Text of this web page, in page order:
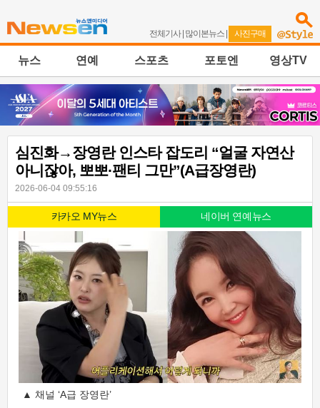
전체기사| 많이본뉴스 | 사진구매
뉴스 연예 스포츠 포토엔 영상TV
심진화→장영란 인스타 잡도리 “얼굴 자연산
아니잖아, 뽀뽀·팬티 그만”(A급장영란)
2026-06-04 09:55:16
카카오 MY뉴스 네이버 연예뉴스
▲ 채널 ‘A급 장영란’